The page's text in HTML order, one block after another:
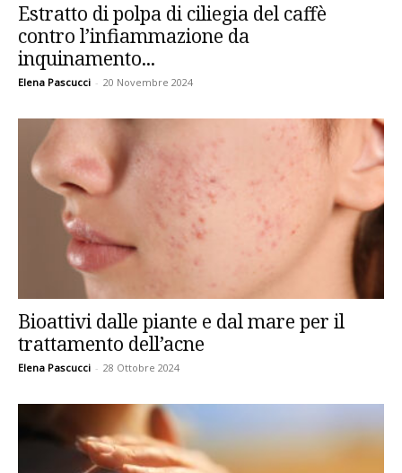
Estratto di polpa di ciliegia del caffè
contro l’infiammazione da
inquinamento...
Elena Pascucci - 20 Novembre 2024
Bioattivi dalle piante e dal mare per il
trattamento dell’acne
Elena Pascucci - 28 Ottobre 2024